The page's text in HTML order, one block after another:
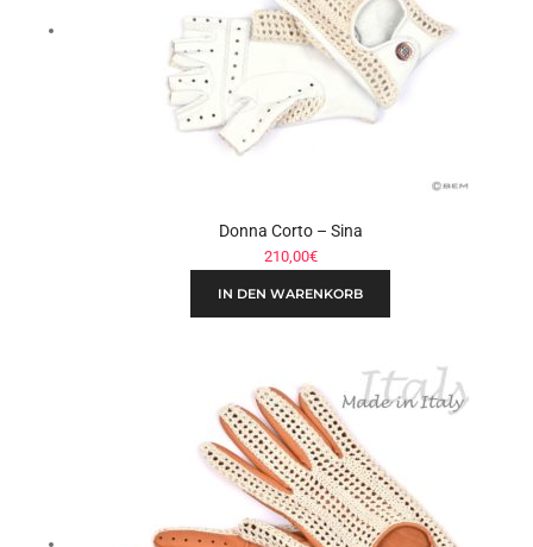
Donna Corto – Sina
210,00€
IN DEN WARENKORB